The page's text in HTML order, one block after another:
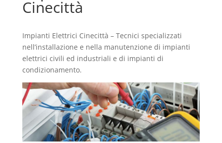
Cinecittà
Impianti Elettrici Cinecittà – Tecnici specializzati
nell’installazione e nella manutenzione di impianti
elettrici civili ed industriali e di impianti di
condizionamento.